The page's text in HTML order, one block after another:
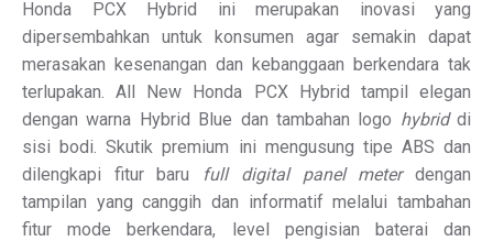
Honda PCX Hybrid ini merupakan inovasi yang
dipersembahkan untuk konsumen agar semakin dapat
merasakan kesenangan dan kebanggaan berkendara tak
terlupakan. All New Honda PCX Hybrid tampil elegan
dengan warna Hybrid Blue dan tambahan logo hybriddi
sisi bodi. Skutik premium ini mengusung tipe ABS dan
dilengkapi fitur baru full digital panel meterdengan
tampilan yang canggih dan informatif melalui tambahan
fitur mode berkendara, level pengisian baterai dan